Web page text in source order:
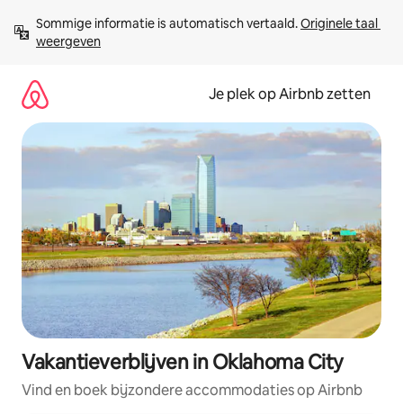
direct
naar
Sommige informatie is automatisch vertaald. Originele taal
weergeven
Je plek op Airbnb zetten
Vakantieverblijven in Oklahoma City
Vind en boek bijzondere accommodaties op Airbnb